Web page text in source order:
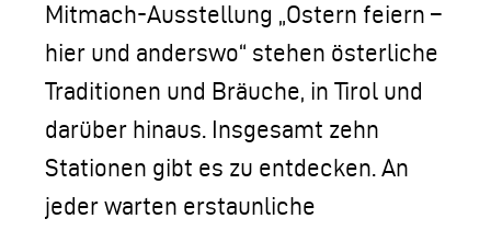
Mitmach-Ausstellung „Ostern feiern –
hier und anderswo“ stehen österliche
Traditionen und Bräuche, in Tirol und
darüber hinaus. Insgesamt zehn
Stationen gibt es zu entdecken. An
jeder warten erstaunliche